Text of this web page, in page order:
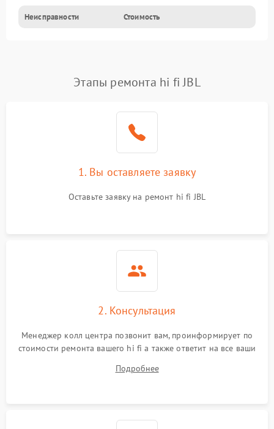
Неисправности Стоимость
Этапы ремонта hi fi JBL
1. Вы оставляете заявку
Оставьте заявку на ремонт hi fi JBL
2. Консультация
Менеджер колл центра позвонит вам, проинформирует по
стоимости ремонта вашего hi fi а также ответит на все ваши
Подробнее